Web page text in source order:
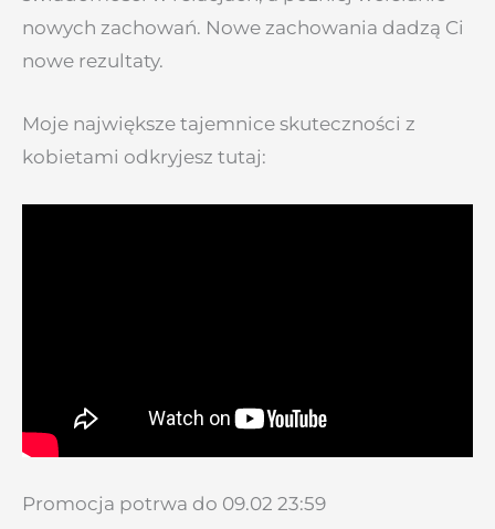
nowych zachowań. Nowe zachowania dadzą Ci
nowe rezultaty.
Moje największe tajemnice skuteczności z
kobietami odkryjesz tutaj:
Promocja potrwa do 09.02 23:59